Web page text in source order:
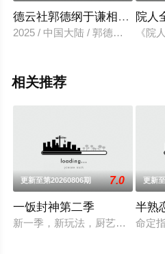
德云社郭德纲于谦相声专场
2025 / 中国大陆 / 郭德纲,于谦
院人
《院
相关推荐
更新至第20260806期 7.0
一饭封神第二季
新一季，新玩法，厨艺展示全新
更新
半熟
命定